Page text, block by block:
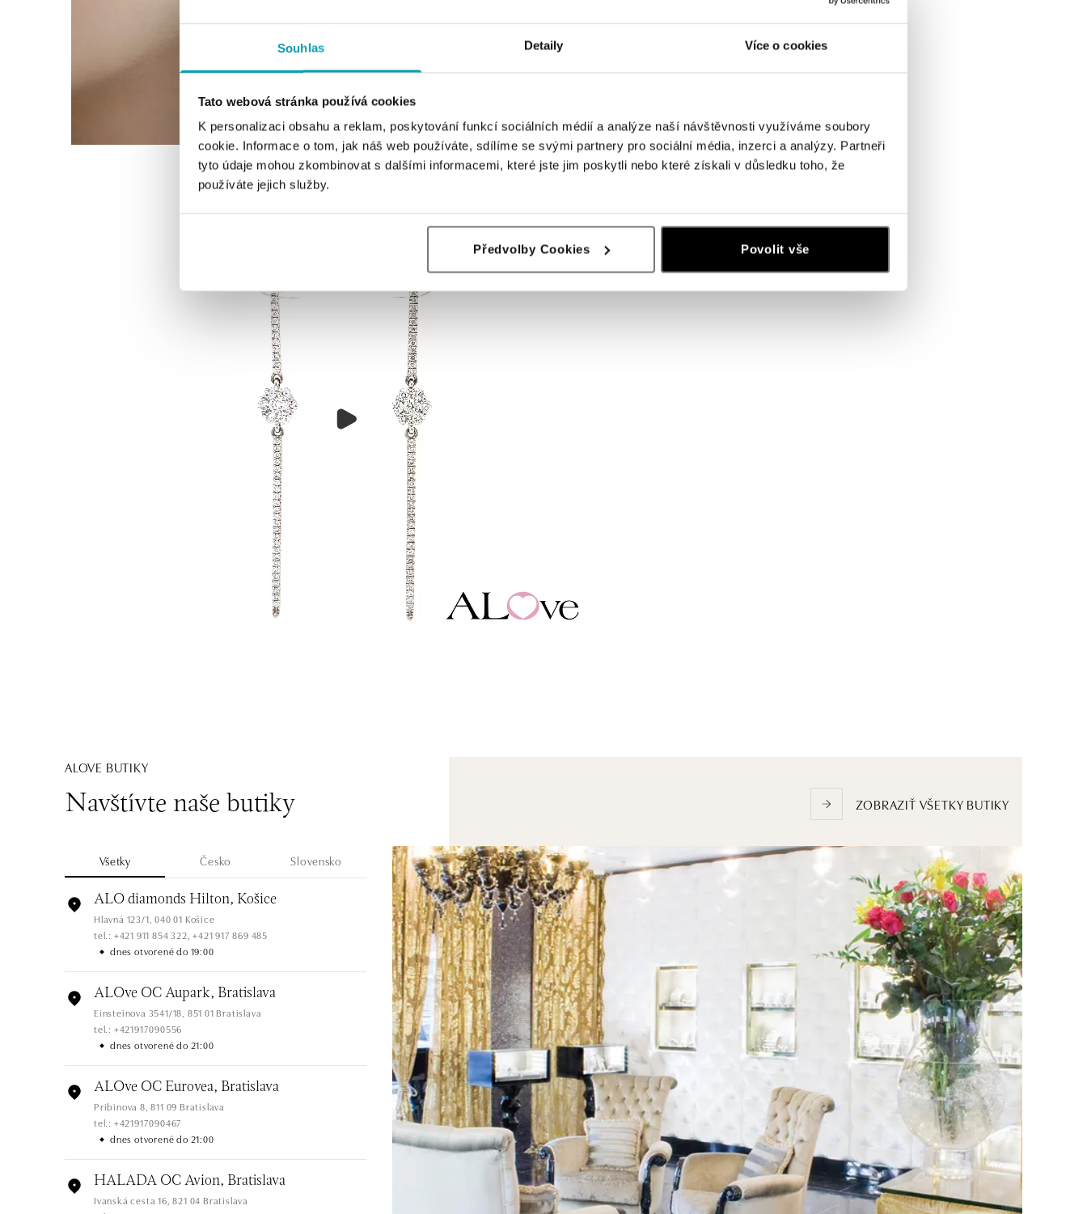
Souhlas Detaily Více o cookies
Tato webová stránka používá cookies
K personalizaci obsahu a reklam, poskytování funkcí sociálních médií a analýze naší návštěvnosti využíváme soubory
cookie. Informace o tom, jak náš web používáte, sdílíme se svými partnery pro sociální média, inzerci a analýzy. Partneři
tyto údaje mohou zkombinovat s dalšími informacemi, které jste jim poskytli nebo které získali v důsledku toho, že
používáte jejich služby.
Předvolby Cookies Povolit vše
ALOVE BUTIKY
Navštívte naše butiky ZOBRAZIŤ VŠETKY BUTIKY
Všetky Česko Slovensko
ALO diamonds Hilton, Košice
Hlavná 123/1, 040 01 Košice
tel.: +421 911 854 322, +421 917 869 485
dnes otvorené do 19:00
ALOve OC Aupark, Bratislava
Einsteinova 3541/18, 851 01 Bratislava
tel.: +421917090556
dnes otvorené do 21:00
ALOve OC Eurovea, Bratislava
Pribinova 8, 811 09 Bratislava
tel.: +421917090467
dnes otvorené do 21:00
HALADA OC Avion, Bratislava
Ivanská cesta 16, 821 04 Bratislava